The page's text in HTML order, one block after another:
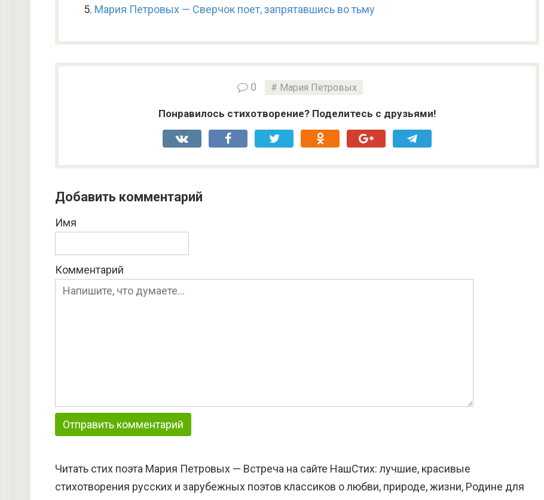
Мария Петровых — Сверчок поет, запрятавшись во тьму
0 Мария Петровых
Понравилось стихотворение? Поделитесь с друзьями!
Добавить комментарий
Имя
Комментарий
Читать стих поэта Мария Петровых — Встреча на сайте НашСтих: лучшие, красивые
стихотворения русских и зарубежных поэтов классиков о любви, природе, жизни, Родине для